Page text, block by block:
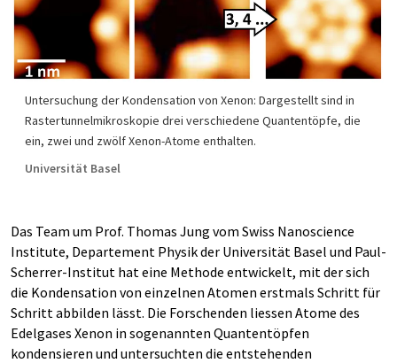
Untersuchung der Kondensation von Xenon: Dargestellt sind in
Rastertunnelmikroskopie drei verschiedene Quantentöpfe, die
ein, zwei und zwölf Xenon-Atome enthalten.
Universität Basel
Das Team um Prof. Thomas Jung vom Swiss Nanoscience
Institute, Departement Physik der Universität Basel und Paul-
Scherrer-Institut hat eine Methode entwickelt, mit der sich
die Kondensation von einzelnen Atomen erstmals Schritt für
Schritt abbilden lässt. Die Forschenden liessen Atome des
Edelgases Xenon in sogenannten Quantentöpfen
kondensieren und untersuchten die entstehenden